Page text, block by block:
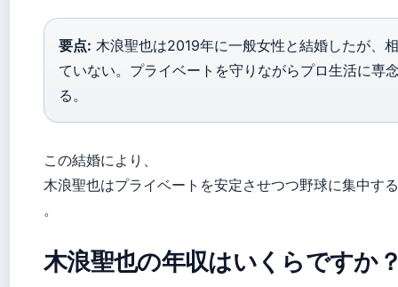
要点: 木浪聖也は2019年に一般女性と結婚したが、
ていない。プライベートを守りながらプロ生活に専
る。
この結婚により、
木浪聖也はプライベートを安定させつつ野球に集中す
。
木浪聖也の年収はいくらですか